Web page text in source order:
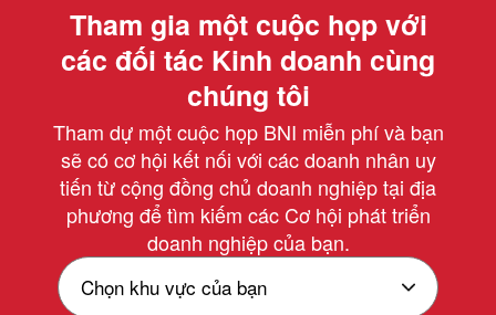
Tham gia một cuộc họp với
các đối tác Kinh doanh cùng
chúng tôi
Tham dự một cuộc họp BNI miễn phí và bạn
sẽ có cơ hội kết nối với các doanh nhân uy
tiến từ cộng đồng chủ doanh nghiệp tại địa
phương để tìm kiếm các Cơ hội phát triển
doanh nghiệp của bạn.